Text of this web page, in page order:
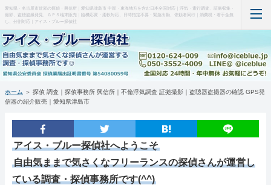
愛知県・名古屋市近郊の探偵・興信所｜愛知県津島市 中部・東海地方を含む日本全国対応｜浮気・素行調査、証拠収集・
撮影、盗聴盗撮発見、ＧＰＳ端末販売｜臨機応変・柔軟対応、日時指定不要・緊急出動、依頼者同行｜消費税・着手金無
し、分割対応｜アイス・ブルー探偵社
ホーム
当事務所について（はじめに・事務所概要）
調査料金など(支払い・料金表・事例)
特徴など(違い・緊急出動・暗所カメラ)
浮気調査・弁護士(料金・特徴・弁護士)
ホーム ＞ 探偵 調査｜探偵事務所 興信所｜不倫浮気調査 証拠撮影｜盗聴器盗撮器の確認 GPS発
信器の紹介販売｜愛知県津島市
アイス・ブルー探偵社へようこそ
自由気ままで気さくなフリーランスの探偵さんが運営し
ている調査・探偵事務所です(^^)